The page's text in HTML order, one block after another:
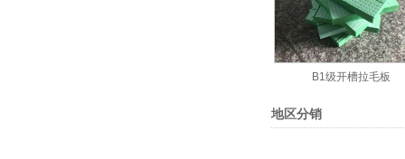
B1级开槽拉毛板
地区分销